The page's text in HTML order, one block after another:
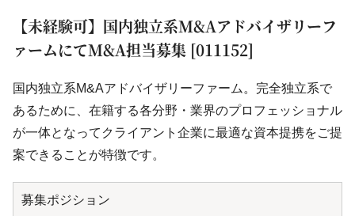
【未経験可】国内独立系M&Aアドバイザリーフ
ァームにてM&A担当募集 [011152]
国内独立系M&Aアドバイザリーファーム。完全独立系で
あるために、在籍する各分野・業界のプロフェッショナル
が一体となってクライアント企業に最適な資本提携をご提
案できることが特徴です。
募集ポジション